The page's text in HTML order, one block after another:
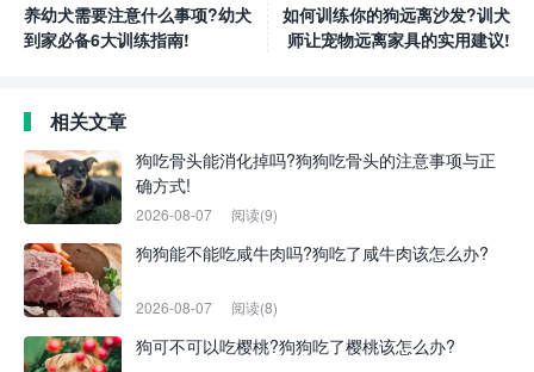
养幼犬需要注意什么事项?幼犬
到家必备6大训练指南!
如何训练你的狗远离沙发?训犬
师让宠物远离家具的实用建议!
相关文章
狗吃骨头能消化掉吗?狗狗吃骨头的注意事项与正
确方式!
2026-08-07 阅读(9)
狗狗能不能吃咸牛肉吗?狗吃了咸牛肉该怎么办?
2026-08-07 阅读(8)
狗可不可以吃樱桃?狗狗吃了樱桃该怎么办?